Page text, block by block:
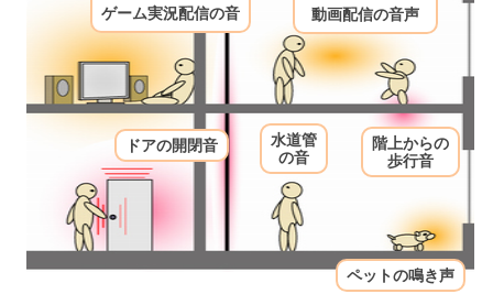
動画配信の音声
ゲーム実況配信の音
階上からの
歩行音
水道管
の音
ペットの鳴き声
ドアの開閉音